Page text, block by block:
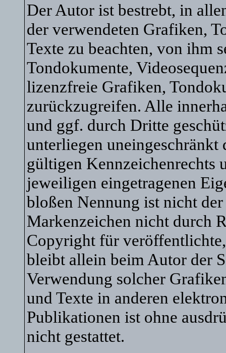
Der Autor ist bestrebt, in
der verwendeten Grafiken,
Texte zu beachten, von ihm
Tondokumente,
lizenzfreie Grafiken,
zurückzugreifen. Alle
und ggf. durch Dritte
unterliegen uneingeschränkt
gültigen Kennzeichenrechts
jeweiligen eingetragenen
bloßen Nennung ist nicht
Markenzeichen nicht durch
Copyright für
bleibt allein beim Autor der
Verwendung solcher
und Texte in anderen
Publikationen ist ohne
nicht gestattet.